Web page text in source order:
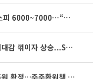
[주간증시전망] 다음주 코스피 6000~7000⋯“外人 수급은 정책이 변수”
뉴욕증시, 연준 금리인상 기대감 꺾이자 상승...S&P500 사상 최고치 [종합]
SK하이닉스, 분기배당 375원 확정…주주환원책 9월로 앞당겨 발표